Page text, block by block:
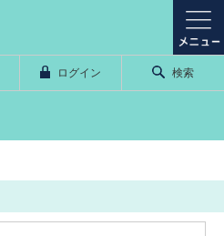
ログイン 検索